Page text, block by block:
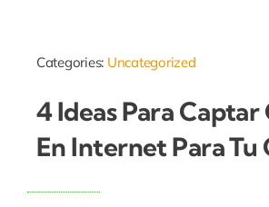
Categories: Uncategorized
4 Ideas Para
En Internet Para Tu